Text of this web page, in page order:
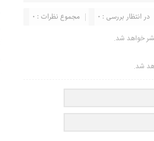
مجموع نظرات : 0 در انتظار بررسی : 0
خواهد شد.
شد.